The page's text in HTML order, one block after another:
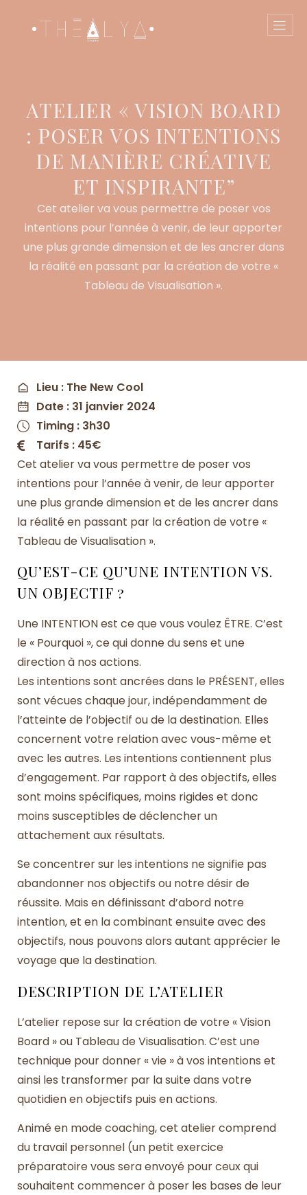
ATELIER « VISION BOARD
: POSER VOS INTENTIONS
DE MANIÈRE CRÉATIVE
ET INSPIRANTE”
Cet atelier va vous permettre de poser vos
intentions pour l’année à venir, de leur apporter
une plus grande dimension et de les ancrer dans
la réalité en passant par la création de votre «
Tableau de Visualisation ».
Lieu : The New Cool
Date : 31 janvier 2024
Timing : 3h30
Tarifs : 45€
Cet atelier va vous permettre de poser vos
intentions pour l’année à venir, de leur apporter
une plus grande dimension et de les ancrer dans
la réalité en passant par la création de votre «
Tableau de Visualisation ».
QU’EST-CE QU’UNE INTENTION VS.
UN OBJECTIF ?
Une INTENTION est ce que vous voulez ÊTRE. C’est
le « Pourquoi », ce qui donne du sens et une
direction à nos actions.
Les intentions sont ancrées dans le PRÉSENT, elles
sont vécues chaque jour, indépendamment de
l’atteinte de l’objectif ou de la destination. Elles
concernent votre relation avec vous-même et
avec les autres. Les intentions contiennent plus
d’engagement. Par rapport à des objectifs, elles
sont moins spécifiques, moins rigides et donc
moins susceptibles de déclencher un
attachement aux résultats.
Se concentrer sur les intentions ne signifie pas
abandonner nos objectifs ou notre désir de
réussite. Mais en définissant d’abord notre
intention, et en la combinant ensuite avec des
objectifs, nous pouvons alors autant apprécier le
voyage que la destination.
DESCRIPTION DE L’ATELIER
L’atelier repose sur la création de votre « Vision
Board » ou Tableau de Visualisation. C’est une
technique pour donner « vie » à vos intentions et
ainsi les transformer par la suite dans votre
quotidien en objectifs puis en actions.
Animé en mode coaching, cet atelier comprend
du travail personnel (un petit exercice
préparatoire vous sera envoyé pour ceux qui
souhaitent commencer à poser les bases de leur